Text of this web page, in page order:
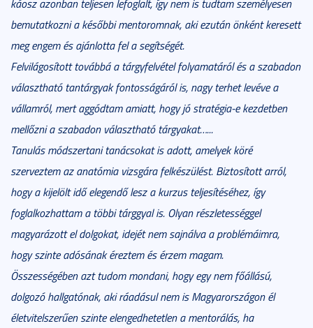
káosz azonban teljesen lefoglalt, így nem is tudtam személyesen
bemutatkozni a későbbi mentoromnak, aki ezután önként keresett
meg engem és ajánlotta fel a segítségét.
Felvilágosított továbbá a tárgyfelvétel folyamatáról és a szabadon
választható tantárgyak fontosságáról is, nagy terhet levéve a
vállamról, mert aggódtam amiatt, hogy jó stratégia-e kezdetben
mellőzni a szabadon választható tárgyakat…...
Tanulás módszertani tanácsokat is adott, amelyek köré
szerveztem az anatómia vizsgára felkészülést. Biztosított arról,
hogy a kijelölt idő elegendő lesz a kurzus teljesítéséhez, így
foglalkozhattam a többi tárggyal is. Olyan részletességgel
magyarázott el dolgokat, idejét nem sajnálva a problémáimra,
hogy szinte adósának éreztem és érzem magam.
Összességében azt tudom mondani, hogy egy nem főállású,
dolgozó hallgatónak, aki ráadásul nem is Magyarországon él
életvitelszerűen szinte elengedhetetlen a mentorálás, ha